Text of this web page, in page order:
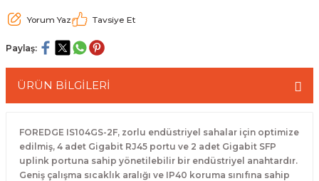
Yorum Yaz Tavsiye Et
Paylaş:
ÜRÜN BİLGİLERİ
FOREDGE IS104GS-2F, zorlu endüstriyel sahalar için optimize
edilmiş, 4 adet Gigabit RJ45 portu ve 2 adet Gigabit SFP
uplink portuna sahip yönetilebilir bir endüstriyel anahtardır.
Geniş çalışma sıcaklık aralığı ve IP40 koruma sınıfına sahip